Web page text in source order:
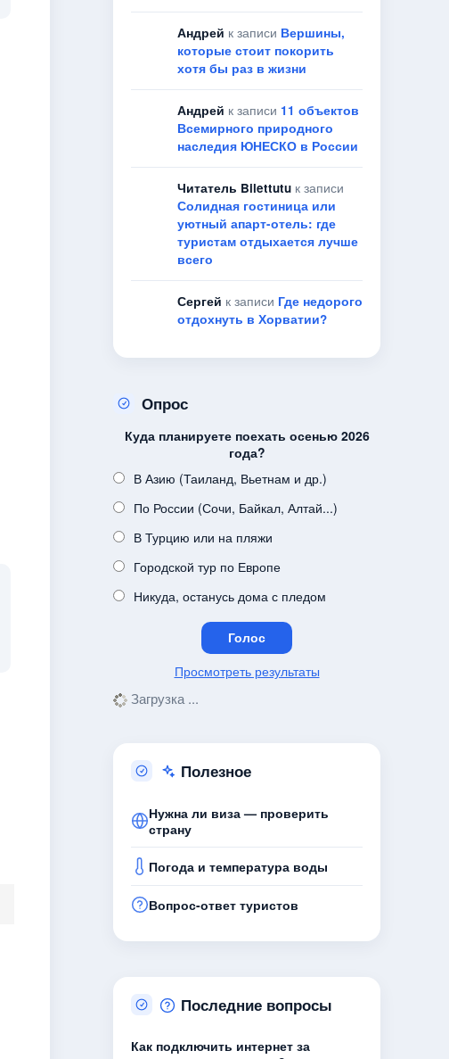
Андрей к записи Вершины,
которые стоит покорить
хотя бы раз в жизни
Андрей к записи 11 объектов
Всемирного природного
наследия ЮНЕСКО в России
Читатель Bilettutu к записи
Солидная гостиница или
уютный апарт-отель: где
туристам отдыхается лучше
всего
Сергей к записи Где недорого
отдохнуть в Хорватии?
Опрос
Куда планируете поехать осенью 2026
года?
В Азию (Таиланд, Вьетнам и др.)
По России (Сочи, Байкал, Алтай...)
В Турцию или на пляжи
Городской тур по Европе
Никуда, останусь дома с пледом
Просмотреть результаты
Загрузка ...
Полезное
Нужна ли виза — проверить
страну
Погода и температура воды
Вопрос-ответ туристов
Последние вопросы
Как подключить интернет за